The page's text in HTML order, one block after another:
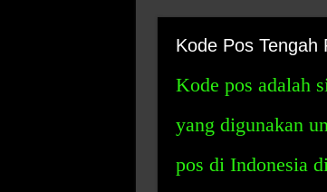
Kode Pos Tengah
Kode pos adalah
yang digunakan
pos di Indonesia